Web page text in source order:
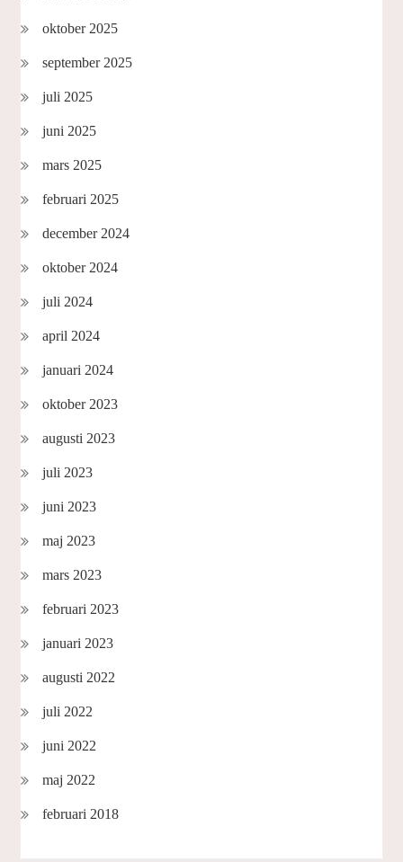
oktober 2025
september 2025
juli 2025
juni 2025
mars 2025
februari 2025
december 2024
oktober 2024
juli 2024
april 2024
januari 2024
oktober 2023
augusti 2023
juli 2023
juni 2023
maj 2023
mars 2023
februari 2023
januari 2023
augusti 2022
juli 2022
juni 2022
maj 2022
februari 2018